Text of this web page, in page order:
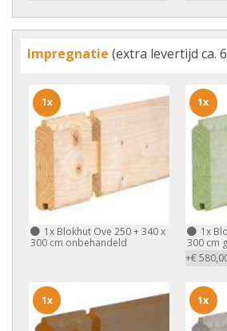
Impregnatie (extra levertijd ca.
1x Blokhut Ove 250 + 340 x
300 cm onbehandeld
1x
1x
300 cm
+€
1x
1x 1x